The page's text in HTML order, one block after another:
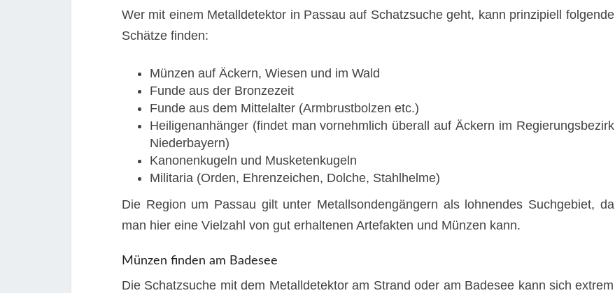
Wer mit einem Metalldetektor in Passau auf Schatzsuche geht, kann prinzipiell folgende
Schätze finden:
Münzen auf Äckern, Wiesen und im Wald
Funde aus der Bronzezeit
Funde aus dem Mittelalter (Armbrustbolzen etc.)
Heiligenanhänger (findet man vornehmlich überall auf Äckern im Regierungsbezirk
Niederbayern)
Kanonenkugeln und Musketenkugeln
Militaria (Orden, Ehrenzeichen, Dolche, Stahlhelme)
Die Region um Passau gilt unter Metallsondengängern als lohnendes Suchgebiet, da
man hier eine Vielzahl von gut erhaltenen Artefakten und Münzen kann.
Münzen finden am Badesee
Die Schatzsuche mit dem Metalldetektor am Strand oder am Badesee kann sich extrem